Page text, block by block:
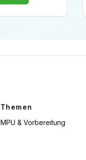
Themen
MPU & Vorbereitung